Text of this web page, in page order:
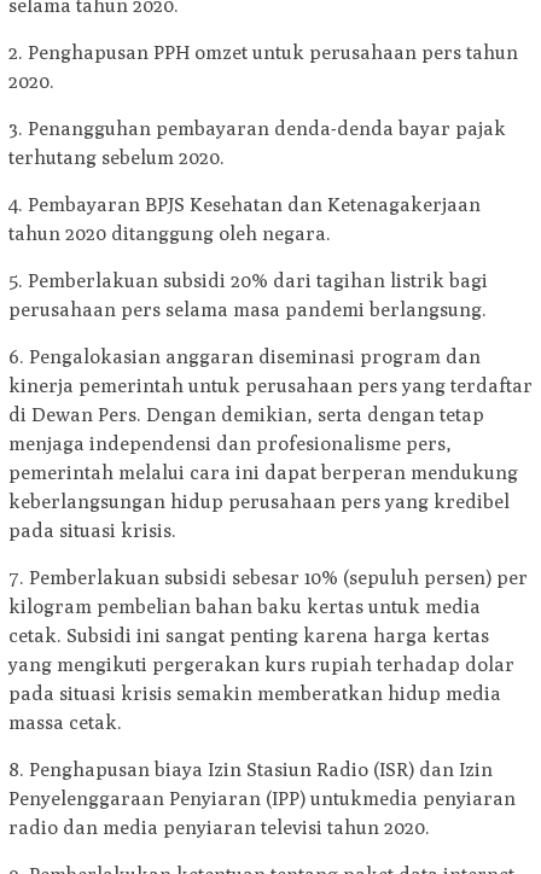
selama tahun 2020.
2. Penghapusan PPH omzet untuk perusahaan pers tahun
2020.
3. Penangguhan pembayaran denda-denda bayar pajak
terhutang sebelum 2020.
4. Pembayaran BPJS Kesehatan dan Ketenagakerjaan
tahun 2020 ditanggung oleh negara.
5. Pemberlakuan subsidi 20% dari tagihan listrik bagi
perusahaan pers selama masa pandemi berlangsung.
6. Pengalokasian anggaran diseminasi program dan
kinerja pemerintah untuk perusahaan pers yang terdaftar
di Dewan Pers. Dengan demikian, serta dengan tetap
menjaga independensi dan profesionalisme pers,
pemerintah melalui cara ini dapat berperan mendukung
keberlangsungan hidup perusahaan pers yang kredibel
pada situasi krisis.
7. Pemberlakuan subsidi sebesar 10% (sepuluh persen) per
kilogram pembelian bahan baku kertas untuk media
cetak. Subsidi ini sangat penting karena harga kertas
yang mengikuti pergerakan kurs rupiah terhadap dolar
pada situasi krisis semakin memberatkan hidup media
massa cetak.
8. Penghapusan biaya Izin Stasiun Radio (ISR) dan Izin
Penyelenggaraan Penyiaran (IPP) untukmedia penyiaran
radio dan media penyiaran televisi tahun 2020.